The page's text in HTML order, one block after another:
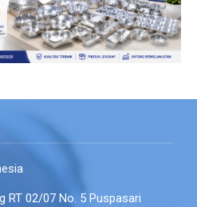
RT 02/07 No. 5 Puspasari